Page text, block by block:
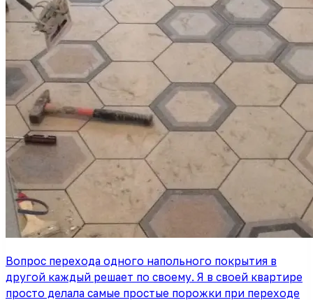
Вопрос перехода одного напольного покрытия в
другой каждый решает по своему. Я в своей квартире
просто делала самые простые порожки при переходе